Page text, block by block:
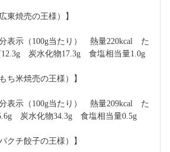
東焼売の王様）】
表示（100g当たり）　熱量220kcal　た
　炭水化物17.3g　食塩相当量1.0g
ち米焼売の王様）】
表示（100g当たり）　熱量209kcal　た
　炭水化物34.3g　食塩相当量0.5g
クチ餃子の王様）】